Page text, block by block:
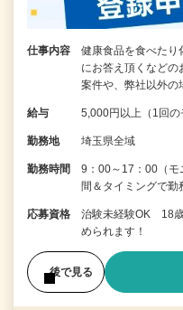
仕事内容
健康食品を食べたり
にお答え頂くなどの
案件や、弊社以外
給与 5,000円以上（1回
勤務地 埼玉県全域
勤務時間
9：00～17：00（モ
間＆タイミングで
応募資格
治験未経験OK 18
められます！
後で見る